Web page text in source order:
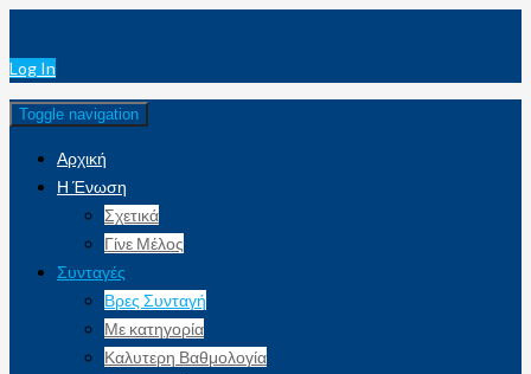
Log In
Toggle navigation
Αρχική
Η Ένωση
Σχετικά
Γίνε Μέλος
Συνταγές
Βρες Συνταγή
Με κατηγορία
Καλυτερη Βαθμολογία